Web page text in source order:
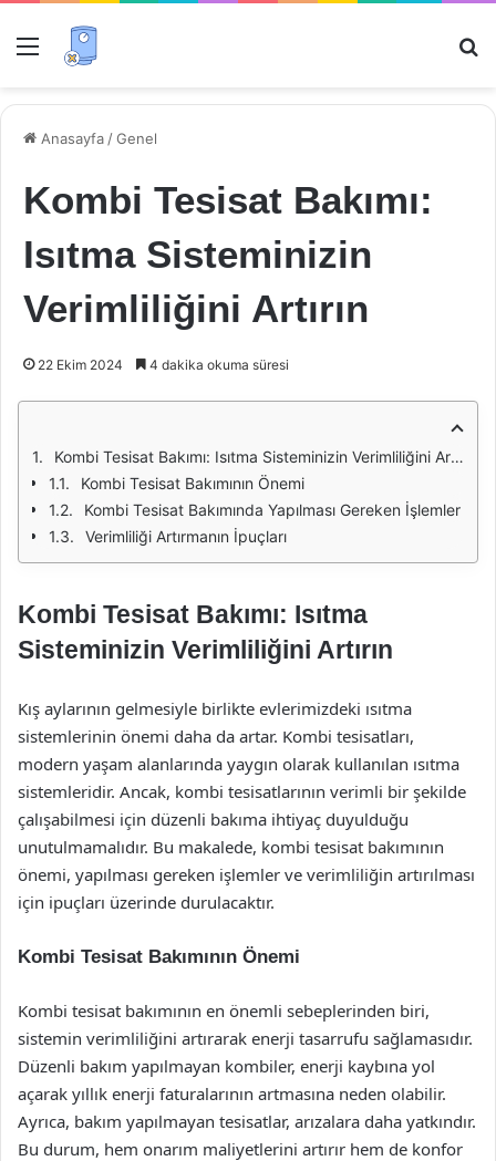
Menü
Anasayfa /Genel
Kombi Tesisat Bakımı:
Isıtma Sisteminizin
Verimliliğini Artırın
22 Ekim 2024 4 dakika okuma süresi
Kombi Tesisat Bakımı: Isıtma Sisteminizin Verimliliğini Artırın
Kombi Tesisat Bakımının Önemi
Kombi Tesisat Bakımında Yapılması Gereken İşlemler
Verimliliği Artırmanın İpuçları
Kombi Tesisat Bakımı: Isıtma
Sisteminizin Verimliliğini Artırın
Kış aylarının gelmesiyle birlikte evlerimizdeki ısıtma
sistemlerinin önemi daha da artar. Kombi tesisatları,
modern yaşam alanlarında yaygın olarak kullanılan ısıtma
sistemleridir. Ancak, kombi tesisatlarının verimli bir şekilde
çalışabilmesi için düzenli bakıma ihtiyaç duyulduğu
unutulmamalıdır. Bu makalede, kombi tesisat bakımının
önemi, yapılması gereken işlemler ve verimliliğin artırılması
için ipuçları üzerinde durulacaktır.
Kombi Tesisat Bakımının Önemi
Kombi tesisat bakımının en önemli sebeplerinden biri,
sistemin verimliliğini artırarak enerji tasarrufu sağlamasıdır.
Düzenli bakım yapılmayan kombiler, enerji kaybına yol
açarak yıllık enerji faturalarının artmasına neden olabilir.
Ayrıca, bakım yapılmayan tesisatlar, arızalara daha yatkındır.
Bu durum, hem onarım maliyetlerini artırır hem de konfor